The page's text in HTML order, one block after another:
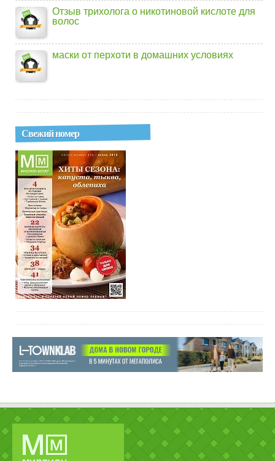
Отзыв трихолога о никотиновой кислоте для
волос
маски от перхоти в домашних условиях
Свежий номер